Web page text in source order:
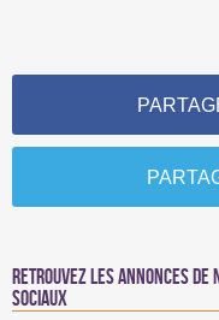
Retrouvez les annonces
sociaux